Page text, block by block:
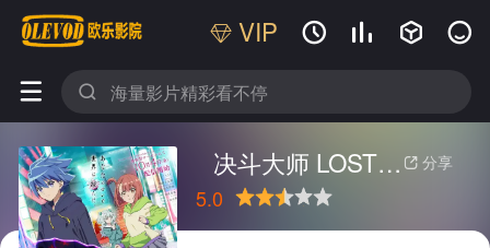
VIP    
 
 分享
决斗大师 LOST ～追忆的水晶～
5.0
很差较差还行推荐力荐